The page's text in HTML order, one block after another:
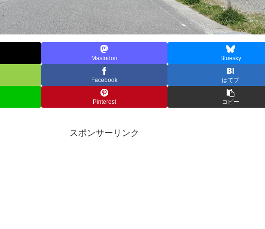
Mastodon Bluesky
Facebook はてブ
Pinterest コピー
スポンサーリンク